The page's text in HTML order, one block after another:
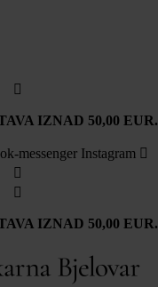
IZNAD 50,00 EUR.
messenger Instagram
IZNAD 50,00 EUR.